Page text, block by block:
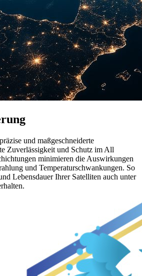
und maßgeschneiderte
Zuverlässigkeit und Schutz im All
minimieren die Auswirkungen
und Temperaturschwankungen. So
Lebensdauer Ihrer Satelliten auch unter